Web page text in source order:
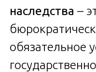
наследства –
обязательное